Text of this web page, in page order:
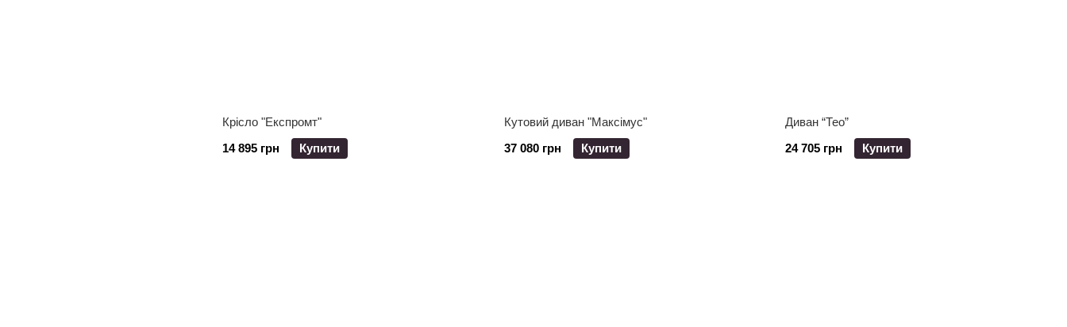
Крісло "Експромт"
14 895 грн
Купити
Кутовий диван "Максімус"
37 080 грн
Купити
Диван “Тео”
24 705 грн
Купити